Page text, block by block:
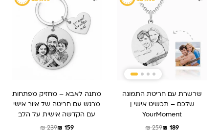
שרשרת עם חריטת התמונה
שלכם – תכשיט אישי |
YourMoment
₪259
היה:
₪ 189
הוא:
מתנה לאבא – מחזיק מפתחות
מרגש עם חריטה של איור אישי
עם הקדשה אישית על הלב
₪239
היה:
₪ 239.
₪ 159
הוא:
₪ 159.